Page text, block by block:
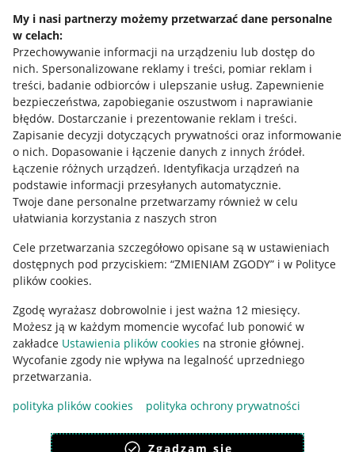
My i nasi partnerzy możemy przetwarzać dane personalne
w celach:
Przechowywanie informacji na urządzeniu lub dostęp do
nich. Spersonalizowane reklamy i treści, pomiar reklam i
treści, badanie odbiorców i ulepszanie usług. Zapewnienie
bezpieczeństwa, zapobieganie oszustwom i naprawianie
błędów. Dostarczanie i prezentowanie reklam i treści.
Zapisanie decyzji dotyczących prywatności oraz informowanie
o nich. Dopasowanie i łączenie danych z innych źródeł.
Łączenie różnych urządzeń. Identyfikacja urządzeń na
podstawie informacji przesyłanych automatycznie.
Twoje dane personalne przetwarzamy również w celu
ułatwiania korzystania z naszych stron
Cele przetwarzania szczegółowo opisane są w ustawieniach
dostępnych pod przyciskiem: “ZMIENIAM ZGODY” i w Polityce
plików cookies.
Zgodę wyrażasz dobrowolnie i jest ważna 12 miesięcy.
Możesz ją w każdym momencie wycofać lub ponowić w
zakładce Ustawienia plików cookies na stronie głównej.
Wycofanie zgody nie wpływa na legalność uprzedniego
przetwarzania.
polityka plików cookies
polityka ochrony prywatności
Zgadzam się
Allegro Gadane dla sprzedających
Allegro Gadane dla kupujących
Mapa miejscowości
Informacje prawne
Regulamin
Polityka plików "cookies"
Ustawienia plików "cookies"
Udostępnianie lokalizacji
Informacje dla Aktu o Usługach Cyfrowych
Pobierz aplikację